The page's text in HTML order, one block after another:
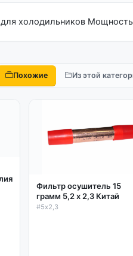
холодильников
Похожие Из этой
Фильтр осушитель 15
грамм 5,2 х 2,3 Китай
#5х2,3